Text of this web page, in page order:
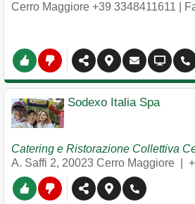
Cerro Maggiore +39 3348411611 |
Sodexo Italia Spa
Catering e Ristorazione Collettiva
A. Saffi 2, 20023 Cerro Maggiore